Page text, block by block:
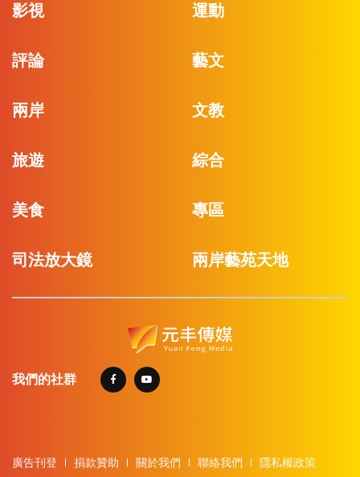
影視 運動
評論 藝文
兩岸 文教
旅遊 綜合
美食 專區
司法放大鏡 兩岸藝苑天地
我們的社群
廣告刊登 捐款贊助 關於我們 聯絡我們 隱私權政策